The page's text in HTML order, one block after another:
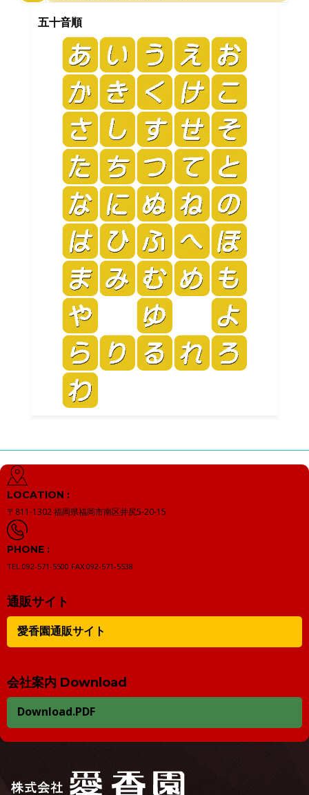
五十音順
LOCATION :
〒811-1302福岡県福岡市南区井尻5-20-15
PHONE :
TEL:092-571-5500 FAX:092-571-5538
通販サイト
愛香園通販サイト
会社案内 Download
Download.PDF